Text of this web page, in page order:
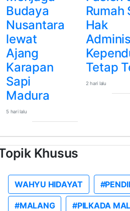
Budaya
Nusantara
lewat
Ajang
Karapan
Sapi
Madura
5 hari lalu
Rumah
Hak
Tetap
2 hari lalu
Khusus
WAHYU HIDAYAT
#MALANG #PILKADA